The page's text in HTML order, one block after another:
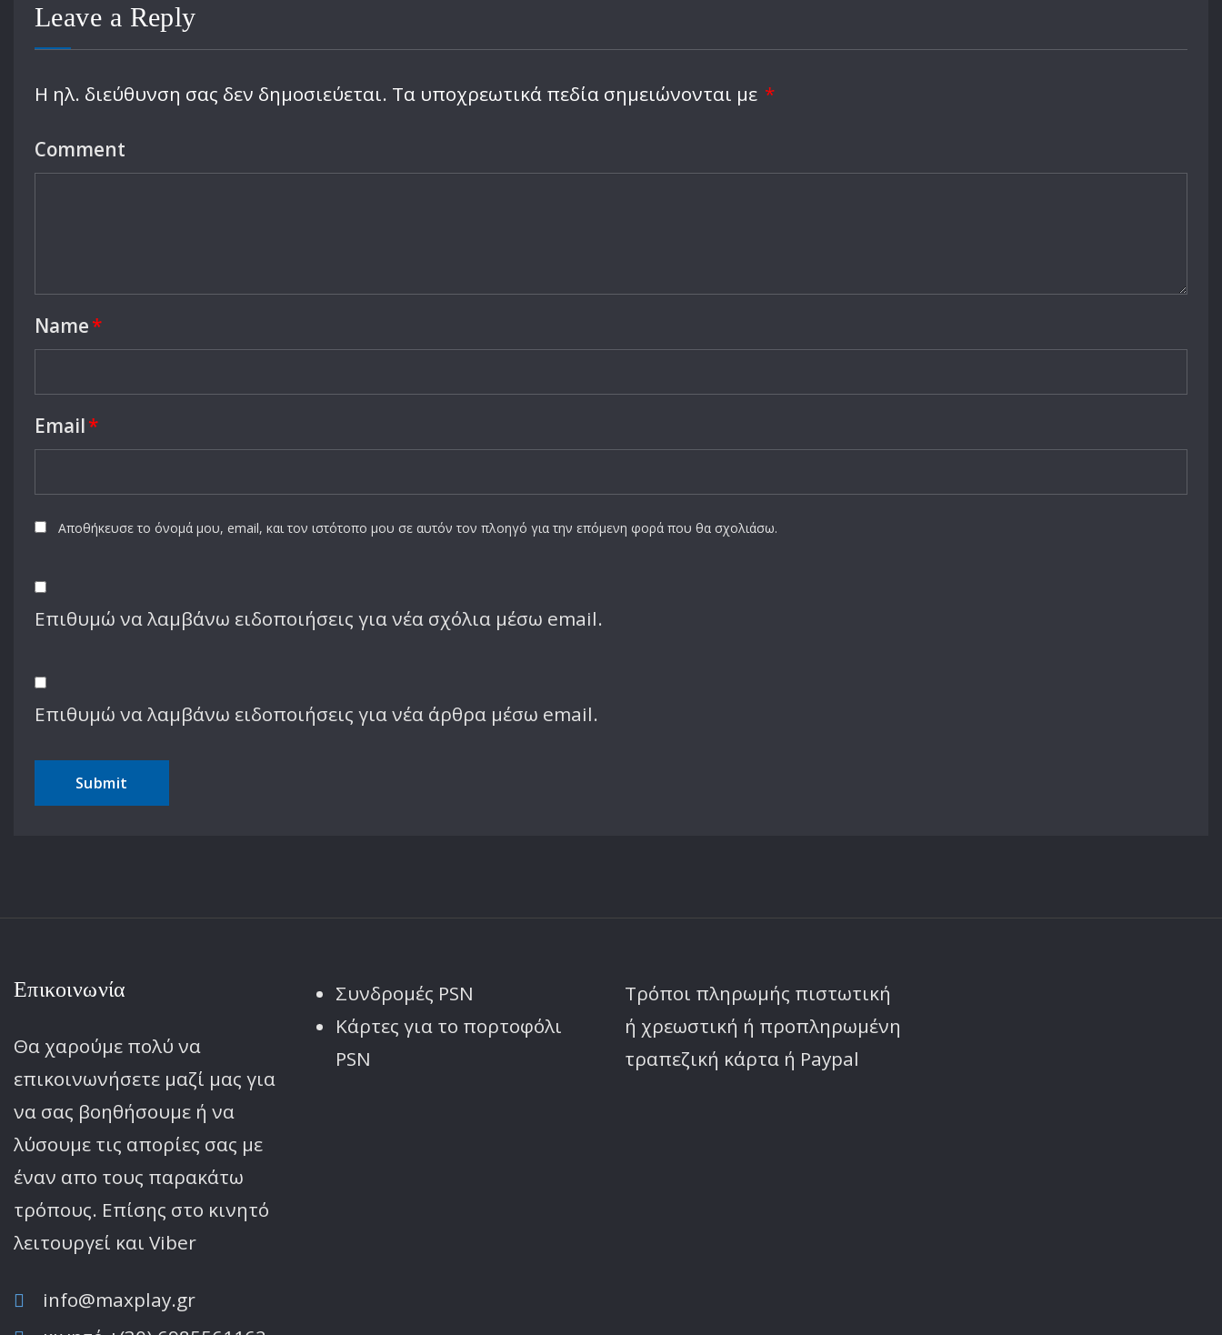
Leave a Reply
Η ηλ. διεύθυνση σας δεν δημοσιεύεται. Τα υποχρεωτικά πεδία σημειώνονται με *
Comment
Name*
Email*
Αποθήκευσε το όνομά μου, email, και τον ιστότοπο μου σε αυτόν τον πλοηγό για την επόμενη φορά που θα σχολιάσω.
Επιθυμώ να λαμβάνω ειδοποιήσεις για νέα σχόλια μέσω email.
Επιθυμώ να λαμβάνω ειδοποιήσεις για νέα άρθρα μέσω email.
Επικοινωνία
Θα χαρούμε πολύ να
επικοινωνήσετε μαζί μας για
να σας βοηθήσουμε ή να
λύσουμε τις απορίες σας με
έναν απο τους παρακάτω
τρόπους. Επίσης στο κινητό
λειτoυργεί και Viber
info@maxplay.gr
Συνδρομές PSN
Κάρτες για το πορτοφόλι
PSN
Τρόποι πληρωμής πιστωτική
ή χρεωστική ή προπληρωμένη
τραπεζική κάρτα ή Paypal